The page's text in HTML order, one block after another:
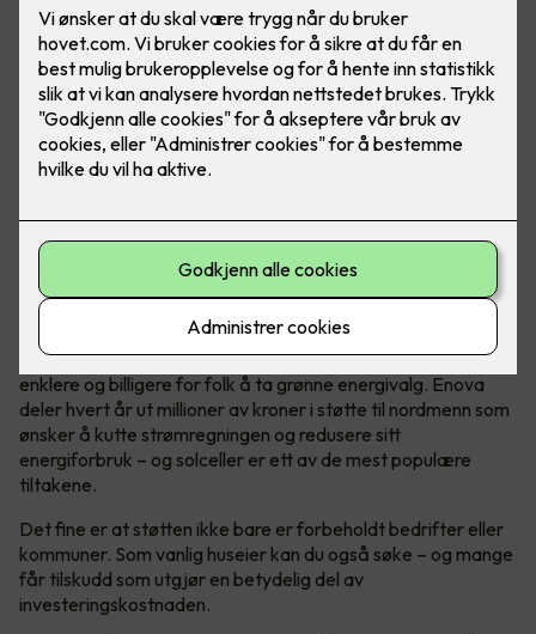
Hvem er Enova?
Enova er et statlig selskap med ett oppdrag - å gjøre det
enklere og billigere for folk å ta grønne energivalg. Enova
deler hvert år ut millioner av kroner i støtte til nordmenn som
ønsker å kutte strømregningen og redusere sitt
energiforbruk – og solceller er ett av de mest populære
tiltakene.
Det fine er at støtten ikke bare er forbeholdt bedrifter eller
kommuner. Som vanlig huseier kan du også søke – og mange
får tilskudd som utgjør en betydelig del av
investeringskostnaden.